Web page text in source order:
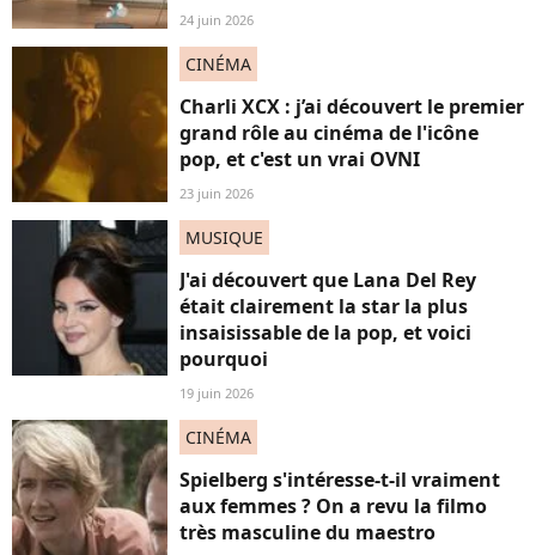
24 juin 2026
CINÉMA
Charli XCX : j’ai découvert le premier
grand rôle au cinéma de l'icône
pop, et c'est un vrai OVNI
23 juin 2026
MUSIQUE
J'ai découvert que Lana Del Rey
était clairement la star la plus
insaisissable de la pop, et voici
pourquoi
19 juin 2026
CINÉMA
Spielberg s'intéresse-t-il vraiment
aux femmes ? On a revu la filmo
très masculine du maestro